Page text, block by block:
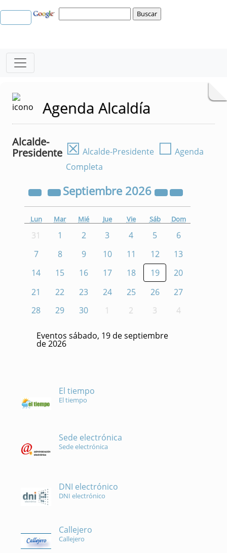
Agenda Alcaldía
Alcalde-
Presidente ☒ Alcalde-Presidente ☐ Agenda
Completa
Septiembre 2026
Lun Mar Mié Jue Vie Sáb Dom
31 1 2 3 4 5
6
7
8 9 10 11 12
13
14
15 16 17 18 19
20
21
22 23 24 25 26
27
28
29 30 1 2 3 4
Eventos sábado, 19 de septiembre
de 2026
El tiempo
El tiempo
Sede electrónica
Sede electrónica
DNI electrónico
DNI electrónico
Callejero
Callejero